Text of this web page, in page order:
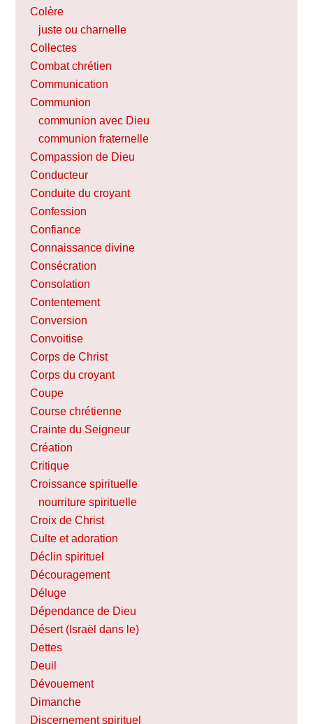
Colère
juste ou charnelle
Collectes
Combat chrétien
Communication
Communion
communion avec Dieu
communion fraternelle
Compassion de Dieu
Conducteur
Conduite du croyant
Confession
Confiance
Connaissance divine
Consécration
Consolation
Contentement
Conversion
Convoitise
Corps de Christ
Corps du croyant
Coupe
Course chrétienne
Crainte du Seigneur
Création
Critique
Croissance spirituelle
nourriture spirituelle
Croix de Christ
Culte et adoration
Déclin spirituel
Découragement
Déluge
Dépendance de Dieu
Désert (Israël dans le)
Dettes
Deuil
Dévouement
Dimanche
Discernement spirituel